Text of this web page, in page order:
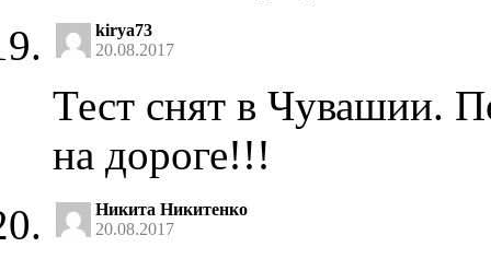
kirya73
20.08.2017
Тест снят в Чувашии.
на дороге!!!
Никита Никитенко
20.08.2017